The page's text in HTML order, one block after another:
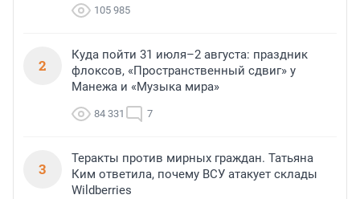
105 985
2
Куда пойти 31 июля–2 августа: праздник
флоксов, «Пространственный сдвиг» у
Манежа и «Музыка мира»
84 331 7
3
Теракты против мирных граждан. Татьяна
Ким ответила, почему ВСУ атакует склады
Wildberries